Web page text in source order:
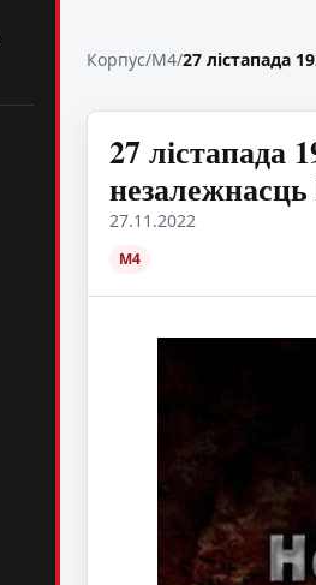
Корпус/M4/27 лістапада
27 лістапада
незалежнасць
27.11.2022
M4